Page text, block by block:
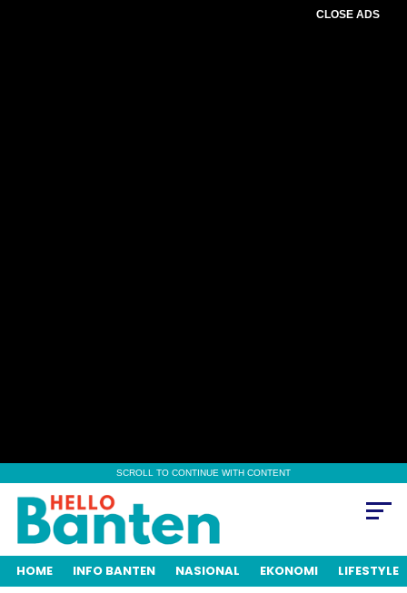
CLOSE ADS
SCROLL TO CONTINUE WITH CONTENT
HOME INFO BANTEN NASIONAL EKONOMI LIFESTYLE